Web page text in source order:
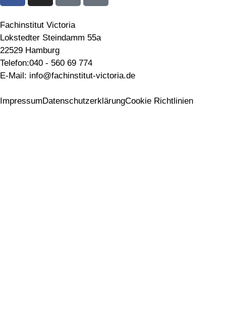
Fachinstitut Victoria
Lokstedter Steindamm 55a
22529 Hamburg
Telefon:040 - 560 69 774
E-Mail: info@fachinstitut-victoria.de
ImpressumDatenschutzerklärungCookie Richtlinien